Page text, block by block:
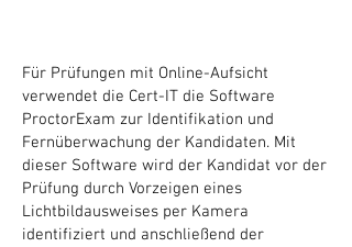
Für Prüfungen mit Online-Aufsicht
verwendet die Cert-IT die Software
ProctorExam zur Identifikation und
Fernüberwachung der Kandidaten. Mit
dieser Software wird der Kandidat vor der
Prüfung durch Vorzeigen eines
Lichtbildausweises per Kamera
identifiziert und anschließend der